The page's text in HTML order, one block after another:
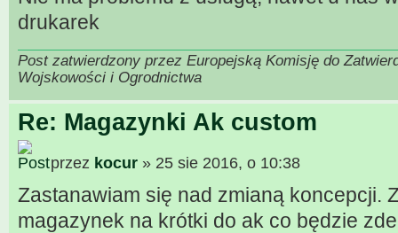
drukarek
Post zatwierdzony przez Europejską Komisję do
Wojskowości i Ogrodnictwa
Re: Magazynki Ak custom
przez kocur » 25 sie 2016, o 10:38
Zastanawiam się nad zmianą koncepcji.
magazynek na krótki do ak co będzie